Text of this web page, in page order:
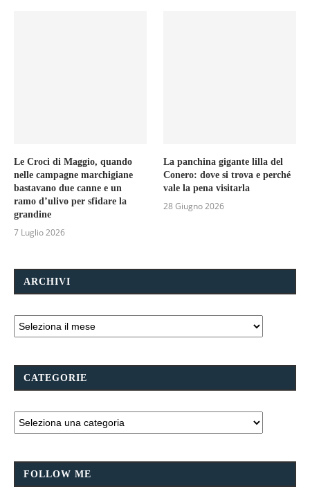
Le Croci di Maggio, quando
nelle campagne marchigiane
bastavano due canne e un
ramo d’ulivo per sfidare la
grandine
7 Luglio 2026
La panchina gigante lilla del
Conero: dove si trova e perché
vale la pena visitarla
28 Giugno 2026
ARCHIVI
CATEGORIE
FOLLOW ME